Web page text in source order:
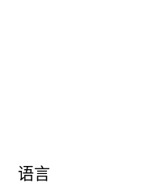
语言
言
言